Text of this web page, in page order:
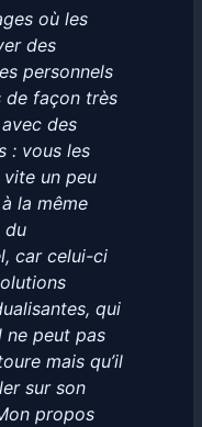
où les
des
personnels
de façon très
des
: vous les
un peu
la même
du
car celui-ci
qui
ne peut pas
mais qu’il
sur son
propos